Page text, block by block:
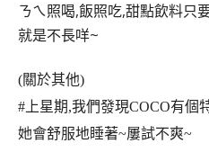
ㄋㄟ照喝,飯照吃,甜點飲料只
就是不長咩~
(關於其他)
#上星期,我們發現COCO有個
她會舒服地睡著~屢試不爽~